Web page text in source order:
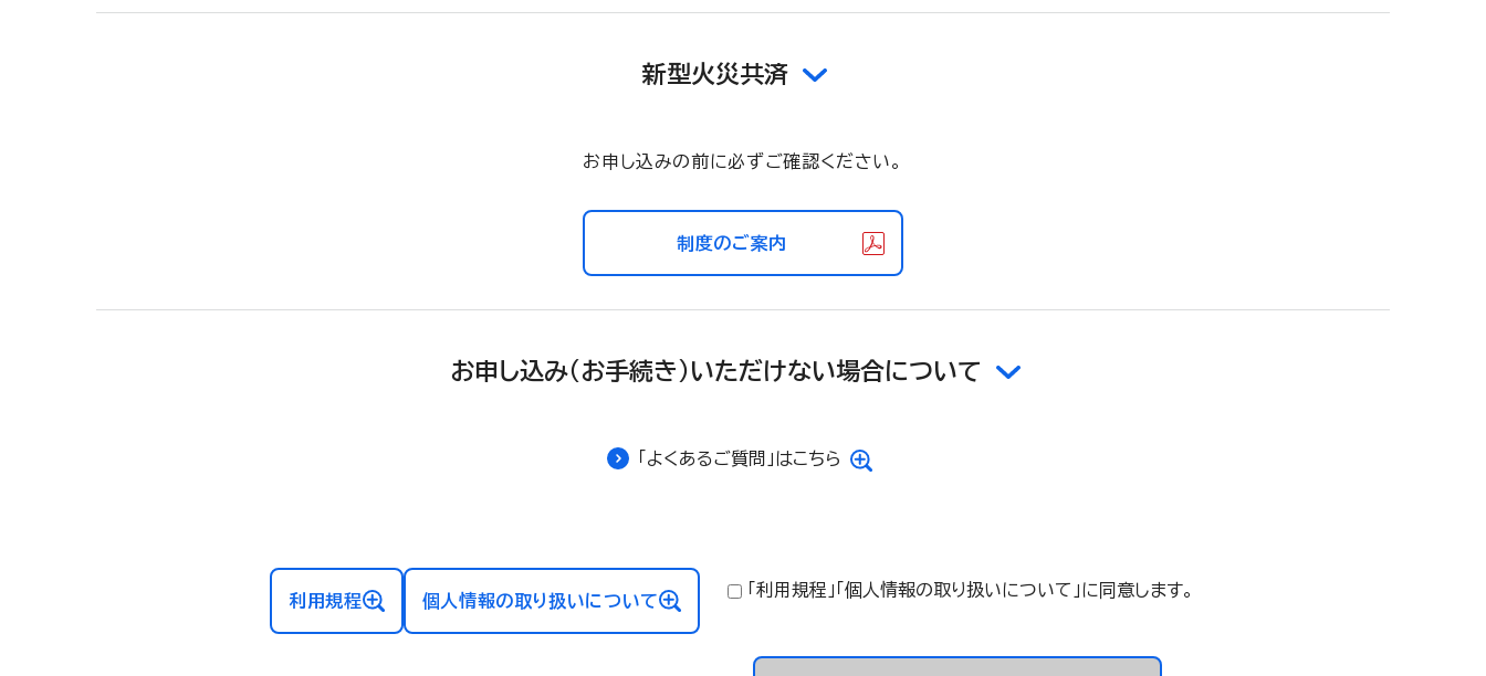
新型火災共済
お申し込みの前に必ずご確認ください。
制度のご案内
お申し込み（お手続き）いただけない場合について
「よくあるご質問」はこちら
利用規程 個人情報の取り扱いについて
「利用規程」「個人情報の取り扱いについて」に同意します。